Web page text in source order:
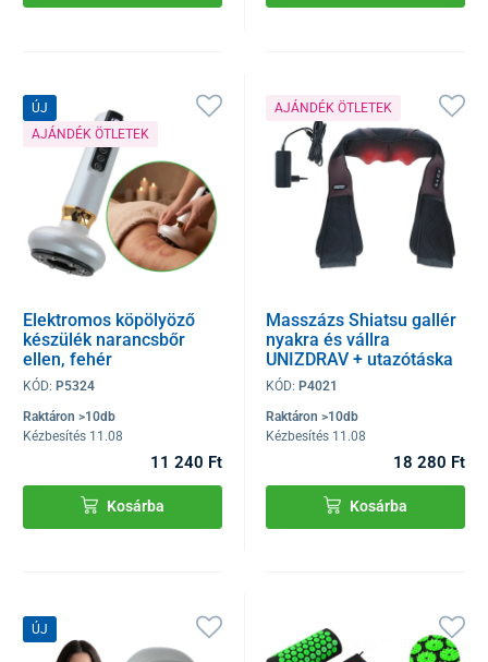
ÚJ
AJÁNDÉK ÖTLETEK
Elektromos köpölyöző
készülék narancsbőr
ellen, fehér
KÓD: P5324
Raktáron >10db
Kézbesítés 11.08
11 240 Ft
Kosárba
AJÁNDÉK ÖTLETEK
Masszázs Shiatsu gallér
nyakra és vállra
UNIZDRAV + utazótáska
KÓD:P4021
Raktáron >10db
Kézbesítés 11.08
18 280 Ft
Kosárba
ÚJ